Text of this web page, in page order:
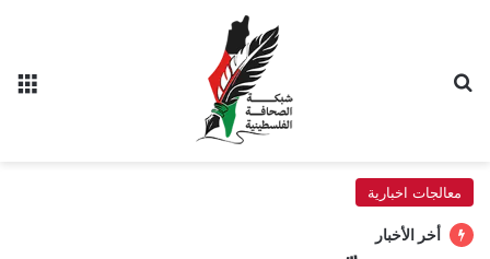
معالجات اخبارية
أخر الأخبار